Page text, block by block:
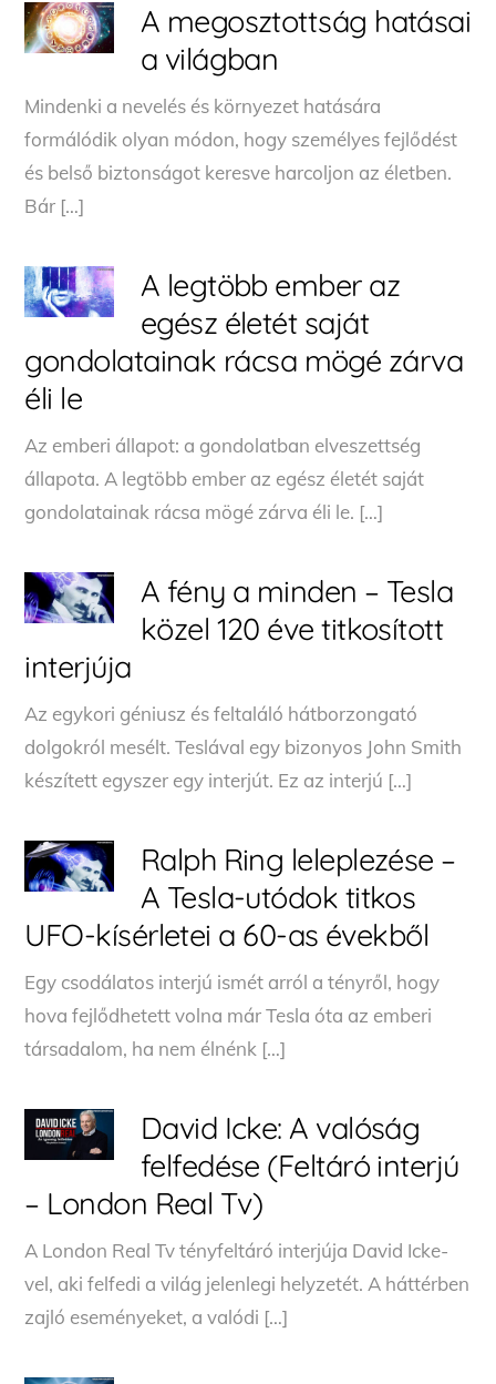
A megosztottság hatásai
a világban
Mindenki a nevelés és környezet hatására
formálódik olyan módon, hogy személyes fejlődést
és belső biztonságot keresve harcoljon az életben.
Bár […]
A legtöbb ember az
egész életét saját
gondolatainak rácsa mögé zárva
éli le
Az emberi állapot: a gondolatban elveszettség
állapota. A legtöbb ember az egész életét saját
gondolatainak rácsa mögé zárva éli le. […]
A fény a minden – Tesla
közel 120 éve titkosított
interjúja
Az egykori géniusz és feltaláló hátborzongató
dolgokról mesélt. Teslával egy bizonyos John Smith
készített egyszer egy interjút. Ez az interjú […]
Ralph Ring leleplezése –
A Tesla-utódok titkos
UFO-kísérletei a 60-as évekből
Egy csodálatos interjú ismét arról a tényről, hogy
hova fejlődhetett volna már Tesla óta az emberi
társadalom, ha nem élnénk […]
David Icke: A valóság
felfedése (Feltáró interjú
– London Real Tv)
A London Real Tv tényfeltáró interjúja David Icke-
vel, aki felfedi a világ jelenlegi helyzetét. A háttérben
zajló eseményeket, a valódi […]